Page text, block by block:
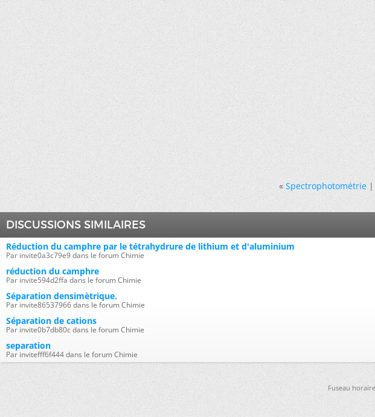
« Spectrophotométrie
DISCUSSIONS SIMILAIRES
Réduction du camphre par le tétrahydrure de lithium et d'aluminium
Par invite0a3c79e9 dans le forum Chimie
réduction du camphre
Par invite594d2ffa dans le forum Chimie
Séparation densimètrique.
Par invite86537966 dans le forum Chimie
Séparation de cations
Par invite0b7db80c dans le forum Chimie
separation
Par invitefff6f444 dans le forum Chimie
Fuseau